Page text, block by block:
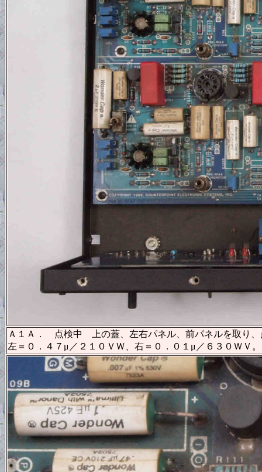
Ａ１Ａ． 点検中 上の蓋、左右パネル、前パネルを取り、
左＝０．４７μ／２１０ＶＷ、右＝０．０１μ／６３０ＷＶ。